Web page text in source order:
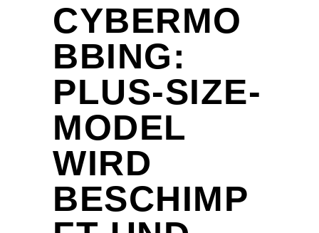
CYBERMO
BBING:
PLUS-SIZE-
MODEL
WIRD
BESCHIMP